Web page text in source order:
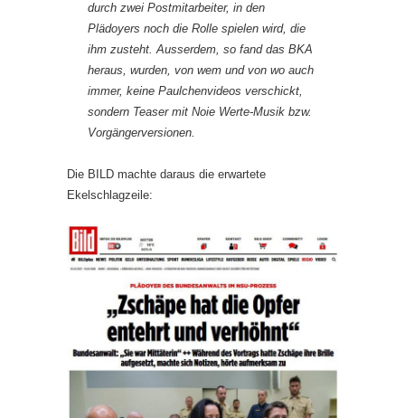
durch zwei Postmitarbeiter, in den
Plädoyers noch die Rolle spielen wird, die
ihm zusteht. Ausserdem, so fand das BKA
heraus, wurden, von wem und von wo auch
immer, keine Paulchenvideos verschickt,
sondern Teaser mit Noie Werte-Musik bzw.
Vorgängerversionen.
Die BILD machte daraus die erwartete
Ekelschlagzeile: